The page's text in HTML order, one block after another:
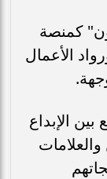
كمنصة
الأعمال
الإبداع